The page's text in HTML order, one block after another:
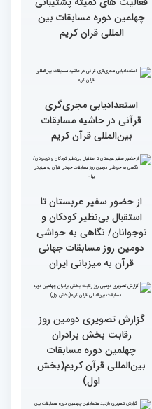
گزارش تصویری دومین روز
رقابت بخش برادران
چهلمین دوره مسابقات
چهارم)
گزارش تصویری برگی از
فعالیت های کمیته پشتیبانی
چهلمین دوره مسابقات بین
المللی قران کریم
استعدادیابی مجری‌گری
قرآنی در حاشیه مسابقات
از حضور سفیر عربستان تا
استقبال بی‌نظیر کودکان و
نوجوانان/ نگاهی به حواشی
دومین روز مسابقات جهانی
قرآن به میزبانی ایران